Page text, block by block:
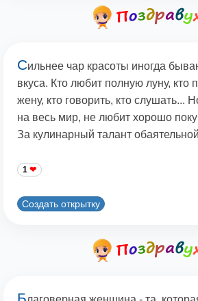
Сильнее чар красоты иногда
вкуса. Кто любит полную луну, кто
жену, кто говорить, кто слушать...
на весь мир, не любит хорошо
За кулинарный талант
1
Создать открытку